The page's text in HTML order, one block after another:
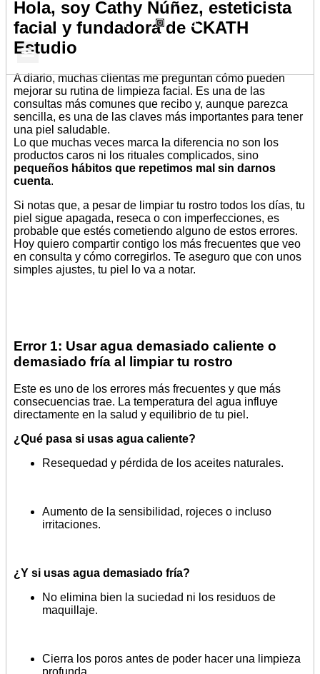
Hola, soy Cathy Núñez, esteticista
facial y fundadora de CKATH
Estudio
A diario, muchas clientas me preguntan cómo pueden
mejorar su rutina de limpieza facial. Es una de las
consultas más comunes que recibo y, aunque parezca
sencilla, es una de las claves más importantes para tener
una piel saludable.
Lo que muchas veces marca la diferencia no son los
productos caros ni los rituales complicados, sino
pequeños hábitos que repetimos mal sin darnos
cuenta.
Si notas que, a pesar de limpiar tu rostro todos los días, tu
piel sigue apagada, reseca o con imperfecciones, es
probable que estés cometiendo alguno de estos errores.
Hoy quiero compartir contigo los más frecuentes que veo
en consulta y cómo corregirlos. Te aseguro que con unos
simples ajustes, tu piel lo va a notar.
Error 1: Usar agua demasiado caliente o
demasiado fría al limpiar tu rostro
Este es uno de los errores más frecuentes y que más
consecuencias trae. La temperatura del agua influye
directamente en la salud y equilibrio de tu piel.
¿Qué pasa si usas agua caliente?
Resequedad y pérdida de los aceites naturales.
Aumento de la sensibilidad, rojeces o incluso
irritaciones.
¿Y si usas agua demasiado fría?
No elimina bien la suciedad ni los residuos de
maquillaje.
Cierra los poros antes de poder hacer una limpieza